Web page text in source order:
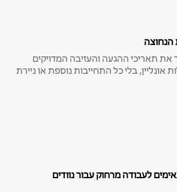
הנחוצה
את תאריכי ההגעה והעזיבה המדויקים
אונליין, בלי כל התחייבות נוספת או ניירת
לעבודה מרחוק עבור נוודים